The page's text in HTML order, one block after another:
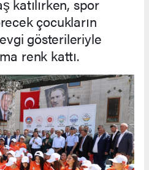
katılırken, spor
çocukların
gösterileriyle
renk kattı.